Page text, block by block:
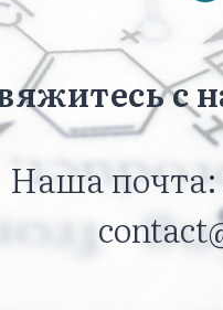
с
Наша почта: